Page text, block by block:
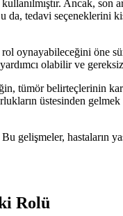
Ancak, son
tedavi seçeneklerini
rol oynayabileceğini
olabilir ve
tümör belirteçlerinin
üstesinden
gelişmeler, hastaların
Rolü